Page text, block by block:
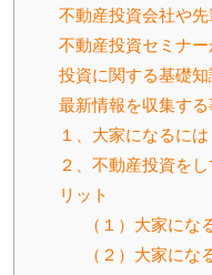
不動産投資会社や
不動産投資セミナ
投資に関する基礎
最新情報を収集する
１、大家になるに
２、不動産投資を
リット
（１）大家にな
（２）大家にな